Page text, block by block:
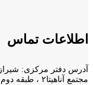
اطلاعات تماس
آدرس دفتر مرکزی:
مجتمع آناهیتا۲ ، طبقه دوم، واحد 56